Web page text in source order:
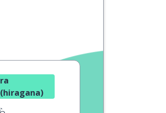
ra
(hiragana)